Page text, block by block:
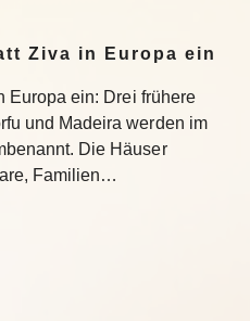
Ziva in Europa ein
Europa ein: Drei frühere
und Madeira werden im
Die Häuser
Familien…